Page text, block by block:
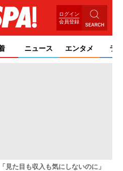
ログイン
会員登録
ニュース エンタメ ライ
「見た目も収入も気にしないのに」